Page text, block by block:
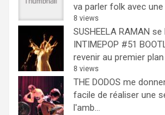
va parler folk avec une
8 views
SUSHEELA RAMAN
INTIMEPOP #51
revenir au premier
8 views
THE DODOS me
facile de réaliser une
l'amb...